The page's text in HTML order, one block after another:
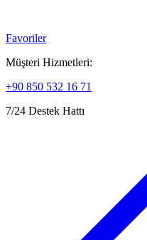
Favoriler
Müşteri Hizmetleri:
+90 850 532 16 71
7/24 Destek Hattı